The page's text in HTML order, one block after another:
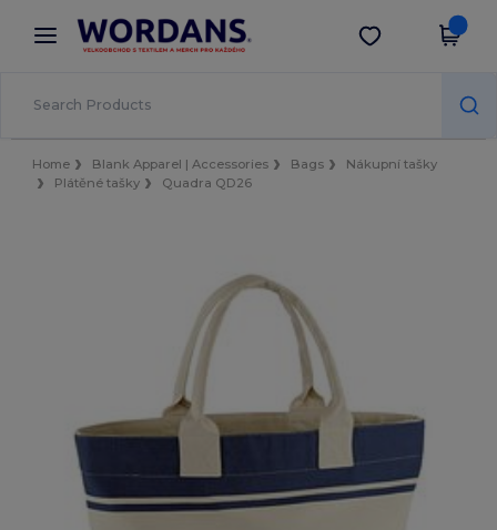
× Aplikace Wordans
Lepší ceny v aplikaci!
Stáhnout app
Home Blank Apparel | Accessories Bags
Nákupní tašky
Plátěné tašky
Quadra QD26